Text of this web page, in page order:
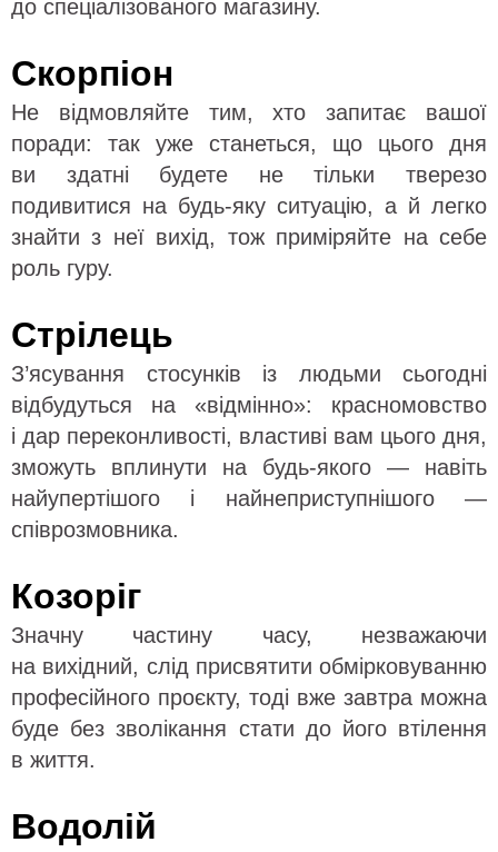
до спеціалізованого магазину.
Скорпіон
Не відмовляйте тим, хто запитає вашої
поради: так уже станеться, що цього дня
ви здатні будете не тільки тверезо
подивитися на будь-яку ситуацію, а й легко
знайти з неї вихід, тож приміряйте на себе
роль гуру.
Стрілець
З’ясування стосунків із людьми сьогодні
відбудуться на «відмінно»: красномовство
і дар переконливості, властиві вам цього дня,
зможуть вплинути на будь-якого — навіть
найупертішого і найнеприступнішого —
співрозмовника.
Козоріг
Значну частину часу, незважаючи
на вихідний, слід присвятити обмірковуванню
професійного проєкту, тоді вже завтра можна
буде без зволікання стати до його втілення
в життя.
Водолій